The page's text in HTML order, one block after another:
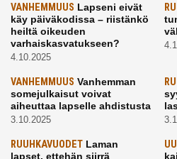
VANHEMMUUS Lapseni eivät
käy päiväkodissa – riistänkö
heiltä oikeuden
varhaiskasvatukseen?
4.10.2025
VANHEMMUUS Vanhemman
somejulkaisut voivat
aiheuttaa lapselle ahdistusta
3.10.2025
RUUHKAVUODET Laman
lapset, ettehän siirrä